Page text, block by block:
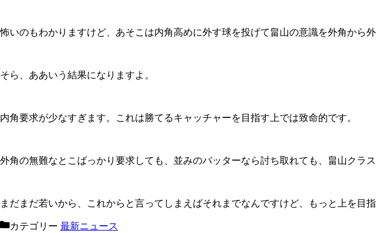
怖いのもわかりますけど、あそこは内角高めに外す球を投げて畠山の意識を外角から外
そら、ああいう結果になりますよ。
内角要求が少なすぎます。これは勝てるキャッチャーを目指す上では致命的です。
外角の無難なとこばっかり要求しても、並みのバッターなら討ち取れても、畠山クラ
まだまだ若いから、これからと言ってしまえばそれまでなんですけど、もっと上を目
カテゴリー 最新ニュース